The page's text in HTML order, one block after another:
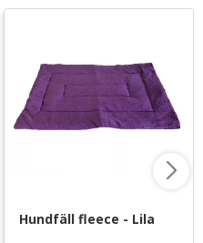
Hundfäll fleece - Lila